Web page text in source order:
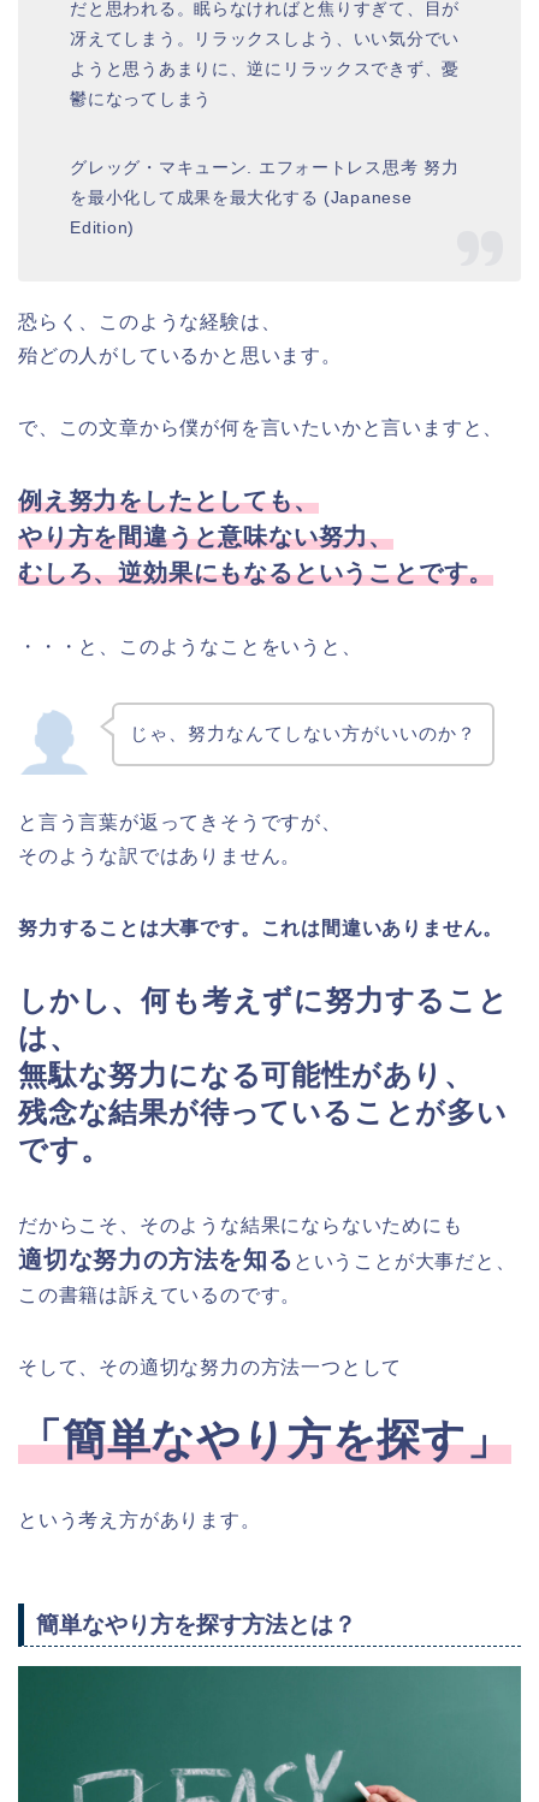
だと思われる。眠らなければと焦りすぎて、目が
冴えてしまう。リラックスしよう、いい気分でい
ようと思うあまりに、逆にリラックスできず、憂
鬱になってしまう
グレッグ・マキューン. エフォートレス思考 努力
を最小化して成果を最大化する (Japanese
Edition)
恐らく、このような経験は、
殆どの人がしているかと思います。
で、この文章から僕が何を言いたいかと言いますと、
例え努力をしたとしても、
やり方を間違うと意味ない努力、
むしろ、逆効果にもなるということです。
・・・と、このようなことをいうと、
じゃ、努力なんてしない方がいいのか？
と言う言葉が返ってきそうですが、
そのような訳ではありません。
努力することは大事です。これは間違いありません。
しかし、何も考えずに努力すること
は、
無駄な努力になる可能性があり、
残念な結果が待っていることが多い
です。
だからこそ、そのような結果にならないためにも
適切な努力の方法を知る ということが大事だと、
この書籍は訴えているのです。
そして、その適切な努力の方法一つとして
「簡単なやり方を探す」
という考え方があります。
簡単なやり方を探す方法とは？